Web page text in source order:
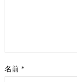
名前 *